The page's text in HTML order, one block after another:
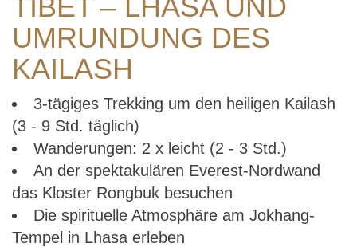
TIBET – LHASA UND
UMRUNDUNG DES
KAILASH
3-tägiges Trekking um den heiligen Kailash
(3 - 9 Std. täglich)
Wanderungen: 2 x leicht (2 - 3 Std.)
An der spektakulären Everest-Nordwand
das Kloster Rongbuk besuchen
Die spirituelle Atmosphäre am Jokhang-
Tempel in Lhasa erleben